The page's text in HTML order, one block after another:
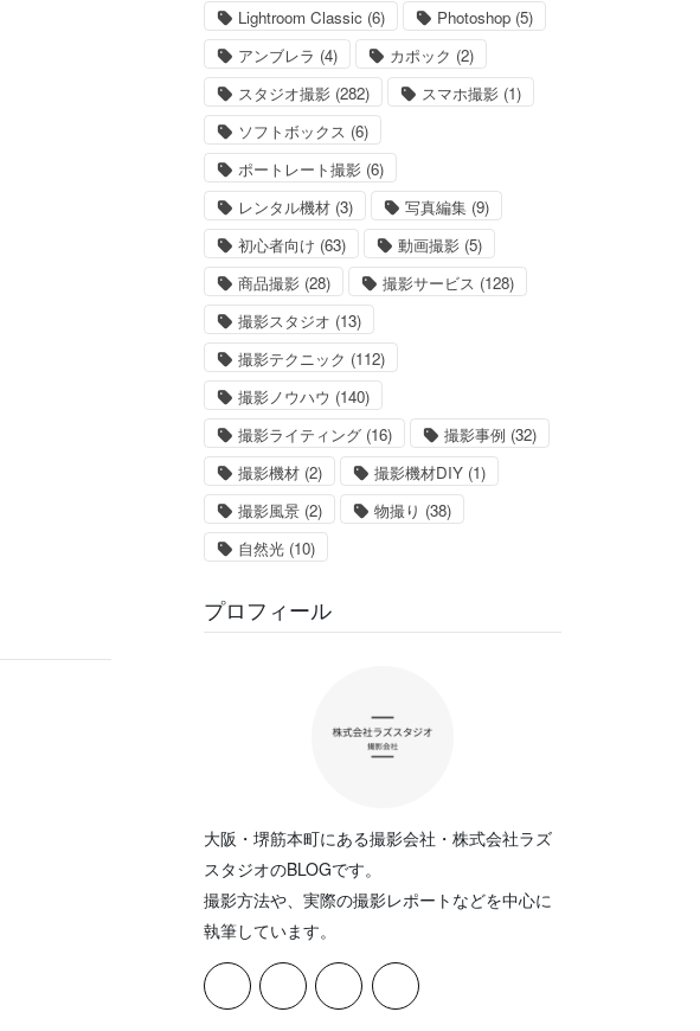
Lightroom Classic (6) Photoshop (5)
アンブレラ (4) カポック (2)
スタジオ撮影 (282) スマホ撮影 (1)
ソフトボックス (6)
ポートレート撮影 (6)
レンタル機材 (3) 写真編集 (9)
初心者向け (63) 動画撮影 (5)
商品撮影 (28) 撮影サービス (128)
撮影スタジオ (13)
撮影テクニック (112)
撮影ノウハウ (140)
撮影ライティング (16) 撮影事例 (32)
撮影機材 (2) 撮影機材DIY (1)
撮影風景 (2) 物撮り (38)
自然光 (10)
プロフィール
大阪・堺筋本町にある撮影会社・株式会社ラズ
スタジオのBLOGです。
撮影方法や、実際の撮影レポートなどを中心に
執筆しています。